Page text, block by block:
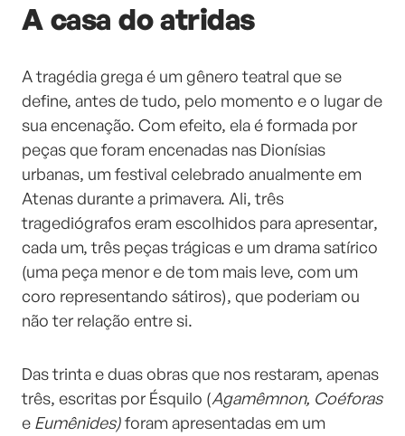
A casa do atridas
A tragédia grega é um gênero teatral que se
define, antes de tudo, pelo momento e o lugar de
sua encenação. Com efeito, ela é formada por
peças que foram encenadas nas Dionísias
urbanas, um festival celebrado anualmente em
Atenas durante a primavera. Ali, três
tragediógrafos eram escolhidos para apresentar,
cada um, três peças trágicas e um drama satírico
(uma peça menor e de tom mais leve, com um
coro representando sátiros), que poderiam ou
não ter relação entre si.
Das trinta e duas obras que nos restaram, apenas
três, escritas por Ésquilo (Agamêmnon, Coéforas
e Eumênides)foram apresentadas em um